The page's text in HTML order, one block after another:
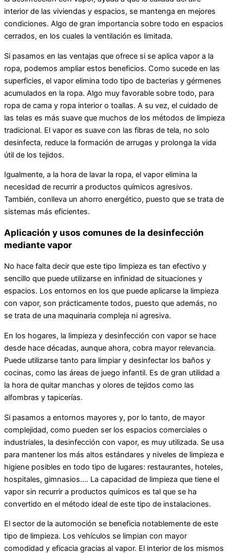
interior de las viviendas y espacios, se mantenga en mejores
condiciones. Algo de gran importancia sobre todo en espacios
cerrados, en los cuales la ventilación es limitada.
Si pasamos en las ventajas que ofrece si se aplica vapor a la
ropa, podemos ampliar estos beneficios. Como sucede en las
superficies, el vapor elimina todo tipo de bacterias y gérmenes
acumulados en la ropa. Algo muy favorable sobre todo, para
ropa de cama y ropa interior o toallas. A su vez, el cuidado de
las telas es más suave que muchos de los métodos de limpieza
tradicional. El vapor es suave con las fibras de tela, no solo
desinfecta, reduce la formación de arrugas y prolonga la vida
útil de los tejidos.
Igualmente, a la hora de lavar la ropa, el vapor elimina la
necesidad de recurrir a productos químicos agresivos.
También, conlleva un ahorro energético, puesto que se trata de
sistemas más eficientes.
Aplicación y usos comunes de la desinfección
mediante vapor
No hace falta decir que este tipo limpieza es tan efectivo y
sencillo que puede utilizarse en infinidad de situaciones y
espacios. Los entornos en los que puede aplicarse la limpieza
con vapor, son prácticamente todos, puesto que además, no
se trata de una maquinaria compleja ni agresiva.
En los hogares, la limpieza y desinfección con vapor se hace
desde hace décadas, aunque ahora, cobra mayor relevancia.
Puede utilizarse tanto para limpiar y desinfectar los baños y
cocinas, como las áreas de juego infantil. Es de gran utilidad a
la hora de quitar manchas y olores de tejidos como las
alfombras y tapicerías.
Si pasamos a entornos mayores y, por lo tanto, de mayor
complejidad, como pueden ser los espacios comerciales o
industriales, la desinfección con vapor, es muy utilizada. Se usa
para mantener los más altos estándares y niveles de limpieza e
higiene posibles en todo tipo de lugares: restaurantes, hoteles,
hospitales, gimnasios…. La capacidad de limpieza que tiene el
vapor sin recurrir a productos químicos es tal que se ha
convertido en el método ideal de este tipo de instalaciones.
El sector de la automoción se beneficia notablemente de este
tipo de limpieza. Los vehículos se limpian con mayor
comodidad y eficacia gracias al vapor. El interior de los mismos